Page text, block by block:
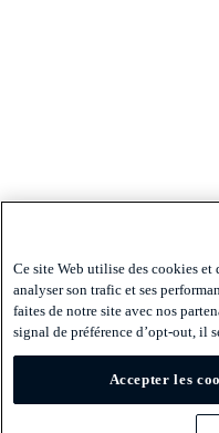
Ce site Web utilise des cookies
analyser son trafic et ses
faites de notre site avec nos
signal de préférence d’opt-out, il
Accepter les